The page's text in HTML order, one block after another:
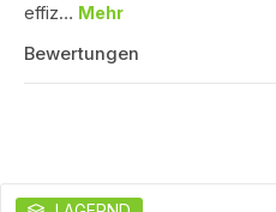
effiz… Mehr
Bewertungen
Produktgalerie überspringen